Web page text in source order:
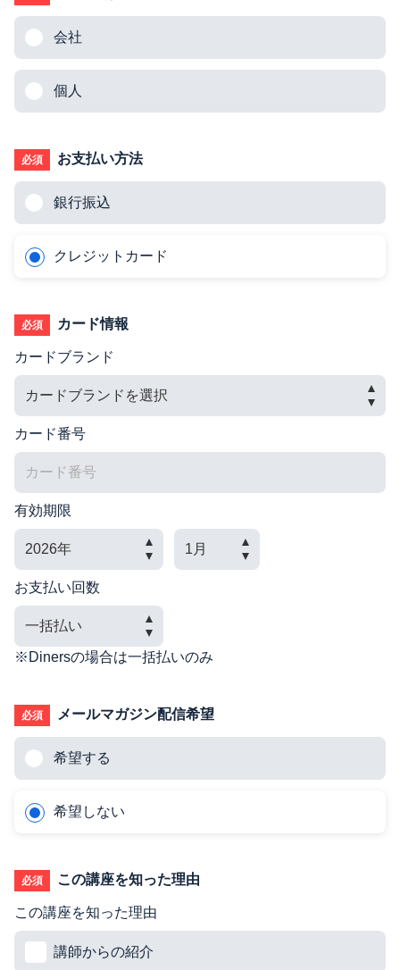
会社
個人
必須 お支払い方法
銀行振込
クレジットカード
必須 カード情報
カードブランド
カード番号
有効期限
お支払い回数
※Dinersの場合は一括払いのみ
必須 メールマガジン配信希望
希望する
希望しない
必須 この講座を知った理由
この講座を知った理由
講師からの紹介